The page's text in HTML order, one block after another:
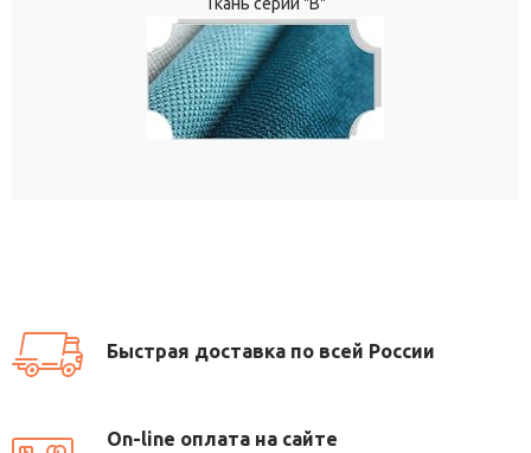
Быстрая доставка по всей России
On-line оплата на сайте